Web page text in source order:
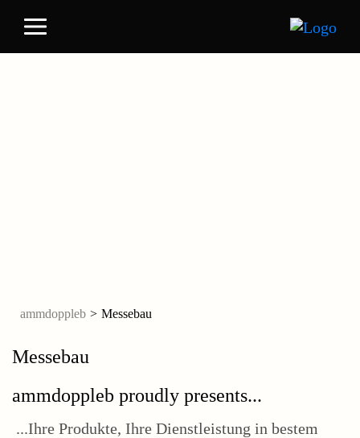
ammdoppleb > Messebau
Messebau
ammdoppleb proudly presents...
...Ihre Produkte, Ihre Dienstleistung in bestem